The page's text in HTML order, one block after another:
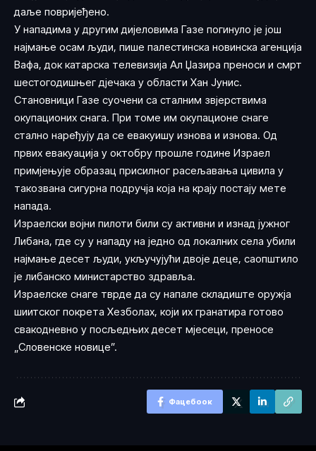
даље повријеђено.
У нападима у другим дијеловима Газе погинуло је још
најмање осам људи, пише палестинска новинска агенција
Вафа, док катарска телевизија Ал Џазира преноси и смрт
шестогодишњег дјечака у области Хан Јунис.
Становници Газе суочени са сталним звјерствима
окупационих снага. При томе им окупационе снаге
стално наређују да се евакуишу изнова и изнова. Од
првих евакуација у октобру прошле године Израел
примјењује образац присилног расељавања цивила у
такозвана сигурна подручја која на крају постају мете
напада.
Израелски војни пилоти били су активни и изнад јужног
Либана, где су у нападу на једно од локалних села убили
најмање десет људи, укључујући двоје деце, саопштило
је либанско министарство здравља.
Израелске снаге тврде да су напале складиште оружја
шиитског покрета Хезболах, који их гранатира готово
свакодневно у посљедњих десет мјесеци, преносе
„Словенске новице”.
Фацебоок